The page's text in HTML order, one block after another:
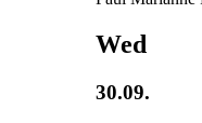
Wed
30.09.